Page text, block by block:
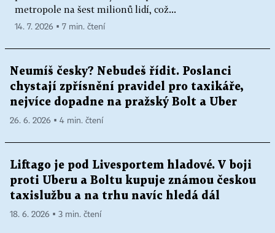
metropole na šest milionů lidí, což...
14. 7. 2026 ▪ 7 min. čtení
Neumíš česky? Nebudeš řídit. Poslanci
chystají zpřísnění pravidel pro taxikáře,
nejvíce dopadne na pražský Bolt a Uber
26. 6. 2026 ▪ 4 min. čtení
Liftago je pod Livesportem hladové. V boji
proti Uberu a Boltu kupuje známou českou
taxislužbu a na trhu navíc hledá dál
18. 6. 2026 ▪ 3 min. čtení